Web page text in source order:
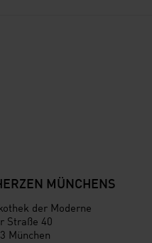
MÜNCHENS
der Moderne
Straße 40
München